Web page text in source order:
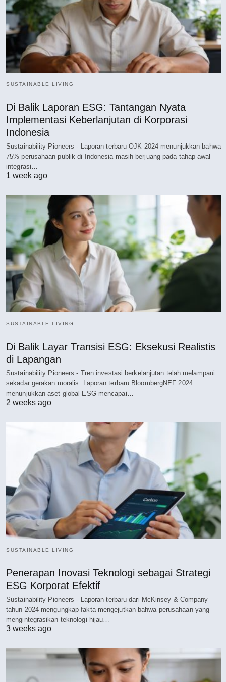
SUSTAINABLE LIVING
Di Balik Laporan ESG: Tantangan Nyata
Implementasi Keberlanjutan di Korporasi
Indonesia
Sustainability Pioneers - Laporan terbaru OJK 2024 menunjukkan bahwa
75% perusahaan publik di Indonesia masih berjuang pada tahap awal
integrasi…
1 week ago
SUSTAINABLE LIVING
Di Balik Layar Transisi ESG: Eksekusi Realistis
di Lapangan
Sustainability Pioneers - Tren investasi berkelanjutan telah melampaui
sekadar gerakan moralis. Laporan terbaru BloombergNEF 2024
menunjukkan aset global ESG mencapai…
2 weeks ago
SUSTAINABLE LIVING
Penerapan Inovasi Teknologi sebagai Strategi
ESG Korporat Efektif
Sustainability Pioneers - Laporan terbaru dari McKinsey & Company
tahun 2024 mengungkap fakta mengejutkan bahwa perusahaan yang
mengintegrasikan teknologi hijau…
3 weeks ago